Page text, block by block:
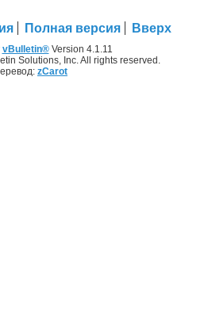
Полная версия Вверх
vBulletin®Version 4.1.11
Solutions, Inc. All rights reserved.
zCarot